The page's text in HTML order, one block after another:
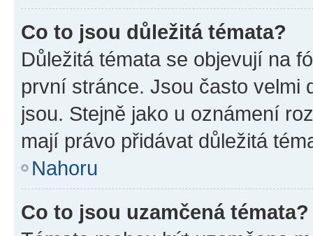
Co to jsou důležitá témata?
Důležitá témata se objevují na
první stránce. Jsou často velmi
jsou. Stejně jako u oznámení
mají právo přidávat důležitá
Nahoru
Co to jsou uzamčená témata?